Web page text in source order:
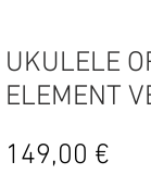
UKULELE
ELEMENT
149,00 €